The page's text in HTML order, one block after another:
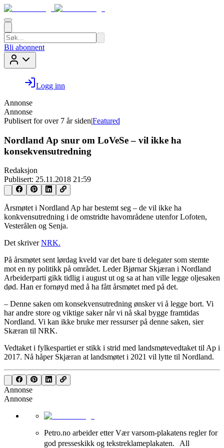
Bli abonnent
Logg inn
Annonse
Annonse
Publisert for over 7 år siden|Featured
Nordland Ap snur om LoVeSe – vil ikke ha
konsekvensutredning
Redaksjon
Publisert: 25.11.2018 21:59
Årsmøtet i Nordland Ap har bestemt seg – de vil ikke ha
konkvensutredning i de omstridte havområdene utenfor Lofoten,
Vesterålen og Senja.
Det skriverNRK.
På årsmøtet sent lørdag kveld var det bare ti delegater som stemte
mot en ny politikk på området. Leder Bjørnar Skjæran i Nordland
Arbeiderparti gikk tidlig i august ut og sa at han ville legge oljesaken
død. Han er fornøyd med å ha fått årsmøtet med på det.
– Denne saken om konsekvensutredning ønsker vi å legge bort. Vi
har andre store og viktige saker når vi nå skal bygge framtidas
Nordland. Vi kan ikke bruke mer ressurser på denne saken, sier
Skæran til NRK.
Vedtaket i fylkespartiet er stikk i strid med landsmøtevedtaket til Ap i
2017. Nå håper Skjæran at landsmøtet i 2021 vil lytte til Nordland.
Annonse
Annonse
Petro.no arbeider etter Vær varsom-plakatens regler for
god presseskikk og tekstreklameplakaten. All